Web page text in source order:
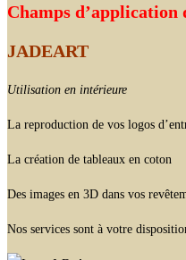
Champs d’application
JADEART
Utilisation en intérieure
La reproduction de vos logos
La création de tableaux en coton
Des images en 3D dans vos
Nos services sont à votre